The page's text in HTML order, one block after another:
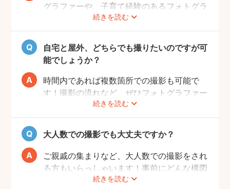
続きを読む
グラファーや、子育て経験のあるフォトグラ
ファーがたくさんいます！お子様のペースに
合わせて撮影をするので、人見知りのお子様
でも自然な表情を引き出してくれます。
自宅と屋外、どちらでも撮りたいのですが可
能でしょうか？
続きを読む
時間内であれば複数箇所での撮影も可能で
す！撮影の流れなど、ぜひフォトグラファー
に相談してみてください。
大人数での撮影でも大丈夫ですか？
続きを読む
ご親戚の集まりなど、大人数での撮影をされ
る方もいらっしゃいます！事前にどんな構図
で撮りたいのかなどフォトグラファーとすり